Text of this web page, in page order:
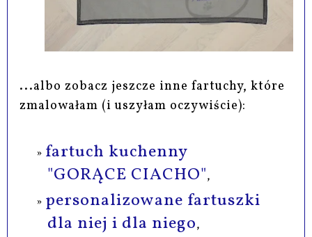
...albo zobacz jeszcze inne fartuchy, które
zmalowałam (i uszyłam oczywiście):
fartuch kuchenny
"GORĄCE CIACHO",
personalizowane fartuszki
dla niej i dla niego,